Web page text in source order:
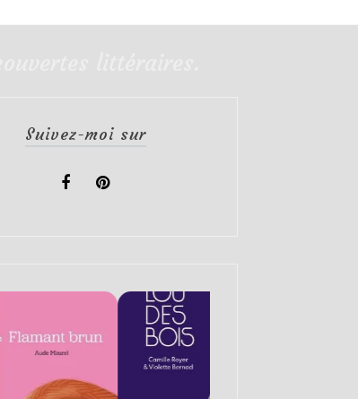
Suivez-moi sur